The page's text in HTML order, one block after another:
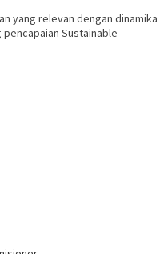
yang relevan dengan dinamika
Sustainable